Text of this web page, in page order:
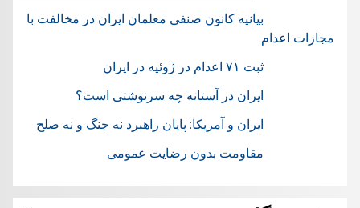
بیانیه کانون صنفی معلمان ایران در مخالفت با
مجازات اعدام
ثبت ۷۱ اعدام در ژوئيه در ایران
ایران در آستانه چه سرنوشتی است؟
ایران و آمریکا: پایان راهبرد نه جنگ و نه صلح
مقاومت بدون رضایت عمومی